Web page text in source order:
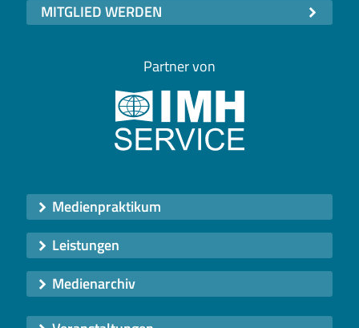
MITGLIED WERDEN
Partner von
Medienpraktikum
Leistungen
Medienarchiv